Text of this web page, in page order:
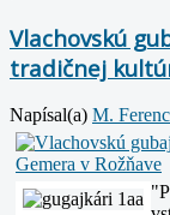
Vlachovskú
tradičnej
Napísal(a) M.